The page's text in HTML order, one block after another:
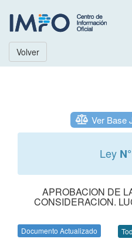
Volver
Ver Base
Ley
APROBACION DE
CONSIDERACION.
Documento Actualizado